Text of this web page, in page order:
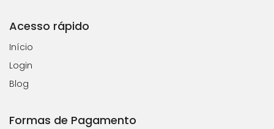
Acesso rápido
Início
Login
Blog
Formas de Pagamento